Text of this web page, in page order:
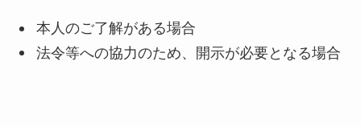
本人のご了解がある場合
法令等への協力のため、開示が必要となる場合